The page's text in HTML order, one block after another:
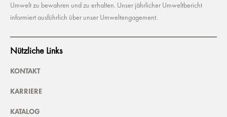
Umwelt zu bewahren und zu erhalten. Unser jährlicher Umweltbericht
informiert ausführlich über unser Umweltengagement.
Nützliche Links
KONTAKT
KARRIERE
KATALOG